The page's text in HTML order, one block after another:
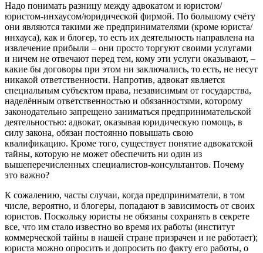
Надо понимать разницу между адвокатом и юристом/
юристом-инхаусом/юридической фирмой. По большому счёту
они являются такими же предпринимателями (кроме юриста/
инхауса), как и блогер, то есть их деятельность направлена на
извлечение прибыли – они просто торгуют своими услугами
и ничем не отвечают перед тем, кому эти услуги оказывают, –
какие бы договоры при этом ни заключались, то есть, не несут
никакой ответственности. Напротив, адвокат является
специальным субъектом права, независимым от государства,
наделённым ответственностью и обязанностями, которому
законодательно запрещено заниматься предпринимательской
деятельностью: адвокат, оказывая юридическую помощь, в
силу закона, обязан постоянно повышать свою
квалификацию. Кроме того, существует понятие адвокатской
тайны, которую не может обеспечить ни один из
вышеперечисленных специалистов-консультантов. Почему
это важно?
К сожалению, часты случаи, когда предприниматели, в том
числе, вероятно, и блогеры, попадают в зависимость от своих
юристов. Поскольку юристы не обязаны сохранять в секрете
все, что им стало известно во время их работы (институт
коммерческой тайны в нашей стране призрачен и не работает);
юриста можно опросить и допросить по факту его работы, о